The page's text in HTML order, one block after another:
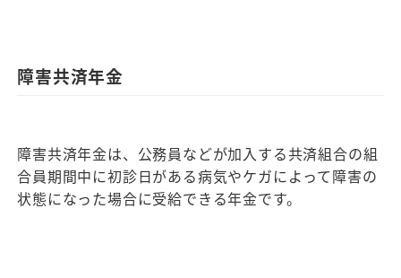
障害共済年金
障害共済年金は、公務員などが加入する共済組合の組
合員期間中に初診日がある病気やケガによって障害の
状態になった場合に受給できる年金です。